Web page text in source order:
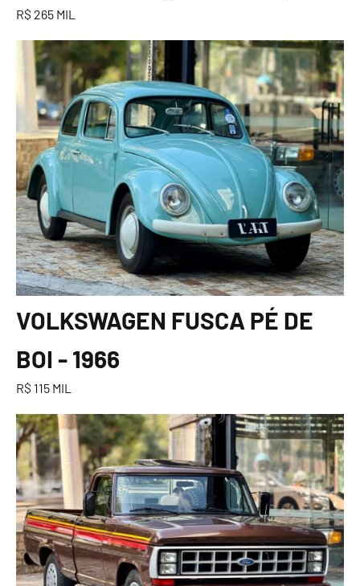
R$ 265 MIL
VOLKSWAGEN FUSCA PÉ DE
BOI - 1966
R$ 115 MIL